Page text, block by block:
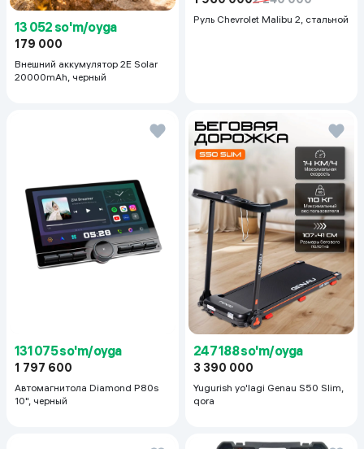
13 052 so'm/oyga
179 000
Внешний аккумулятор 2E Solar
20000mAh, черный
Руль Chevrolet Malibu 2, cтальной
131 075 so'm/oyga
1 797 600
Автомагнитола Diamond P80s
10", черный
247 188 so'm/oyga
3 390 000
Yugurish yo'lagi Genau S50 Slim,
qora